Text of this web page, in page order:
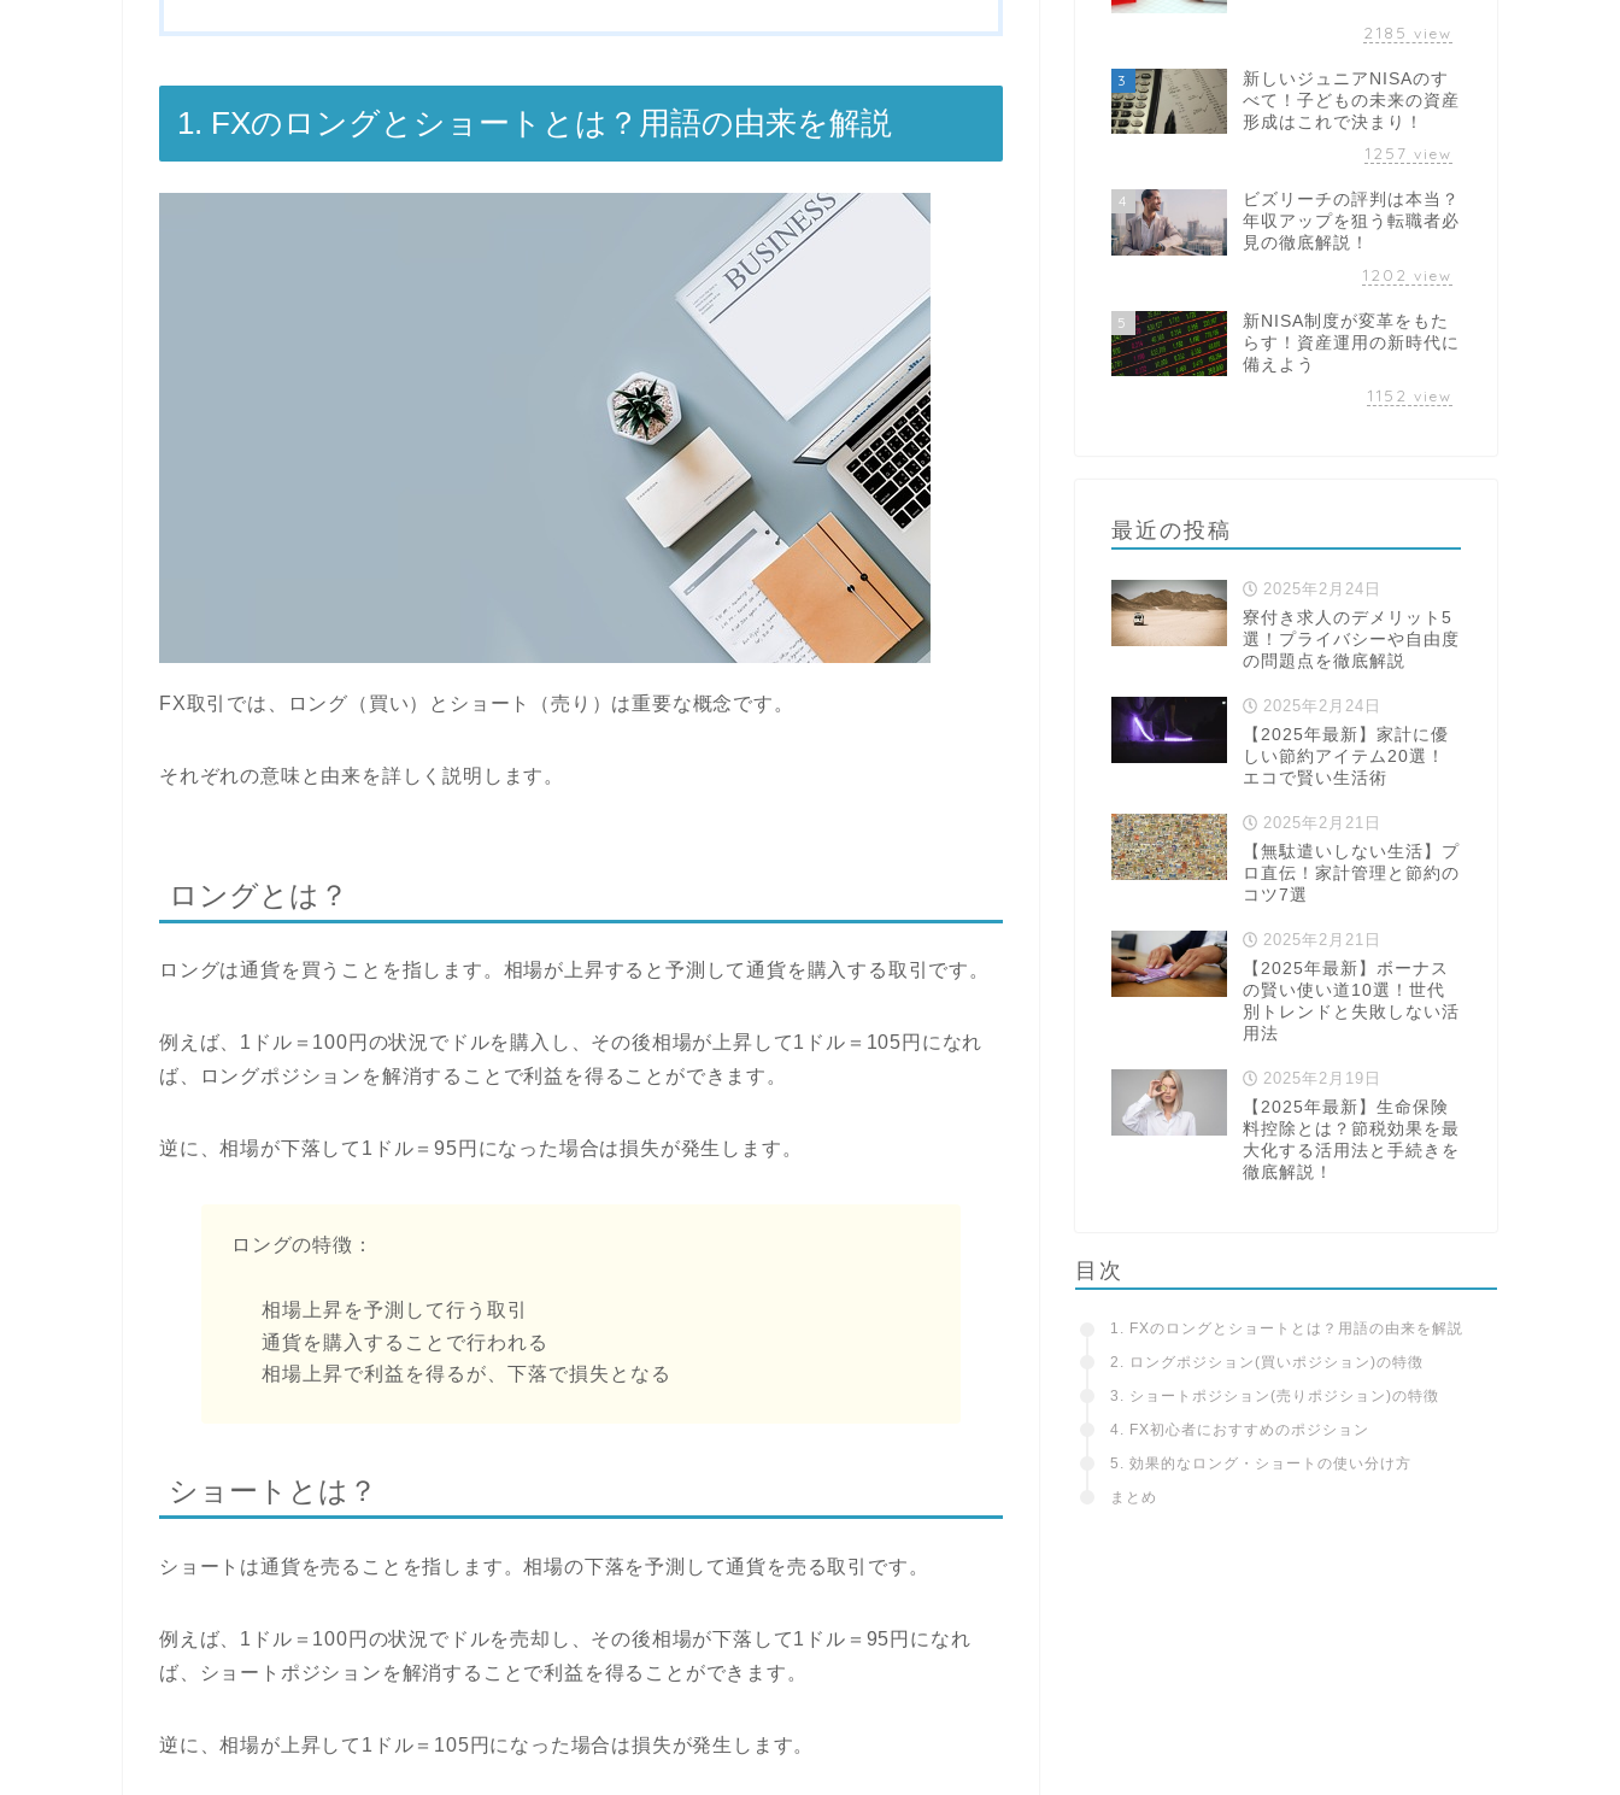
1. FXのロングとショートとは？用語の由来を解説
FX取引では、ロング（買い）とショート（売り）は重要な概念です。
それぞれの意味と由来を詳しく説明します。
ロングとは？
ロングは通貨を買うことを指します。相場が上昇すると予測して通貨を購入する取引です。
例えば、1ドル＝100円の状況でドルを購入し、その後相場が上昇して1ドル＝105円になれ
ば、ロングポジションを解消することで利益を得ることができます。
逆に、相場が下落して1ドル＝95円になった場合は損失が発生します。
ロングの特徴：
相場上昇を予測して行う取引
通貨を購入することで行われる
相場上昇で利益を得るが、下落で損失となる
ショートとは？
ショートは通貨を売ることを指します。相場の下落を予測して通貨を売る取引です。
例えば、1ドル＝100円の状況でドルを売却し、その後相場が下落して1ドル＝95円になれ
ば、ショートポジションを解消することで利益を得ることができます。
逆に、相場が上昇して1ドル＝105円になった場合は損失が発生します。
2185 view
3
新しいジュニアNISAのす
べて！子どもの未来の資産
形成はこれで決まり！
1257 view
4
ビズリーチの評判は本当？
年収アップを狙う転職者必
見の徹底解説！
1202 view
5
新NISA制度が変革をもた
らす！資産運用の新時代に
備えよう
1152 view
最近の投稿
2025年2月24日
寮付き求人のデメリット5
選！プライバシーや自由度
の問題点を徹底解説
2025年2月24日
【2025年最新】家計に優
しい節約アイテム20選！
エコで賢い生活術
2025年2月21日
【無駄遣いしない生活】プ
ロ直伝！家計管理と節約の
コツ7選
2025年2月21日
【2025年最新】ボーナス
の賢い使い道10選！世代
別トレンドと失敗しない活
用法
2025年2月19日
【2025年最新】生命保険
料控除とは？節税効果を最
大化する活用法と手続きを
徹底解説！
目次
1. FXのロングとショートとは？用語の由来を解説
2. ロングポジション(買いポジション)の特徴
3. ショートポジション(売りポジション)の特徴
4. FX初心者におすすめのポジション
5. 効果的なロング・ショートの使い分け方
まとめ